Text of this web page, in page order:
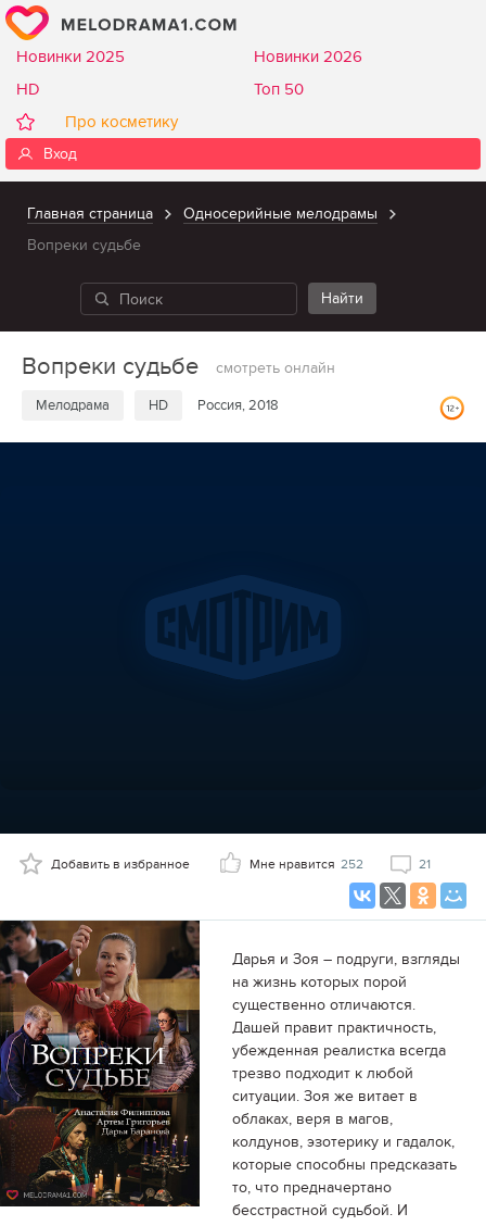
Новинки 2025
Новинки 2026
HD
Топ 50
Про косметику
Вход
Главная страница
Односерийные мелодрамы
Вопреки судьбе
Вопреки судьбе смотреть онлайн
Мелодрама HD Россия, 2018
Добавить в избранное Мне нравится 252 21
Дарья и Зоя – подруги, взгляды
на жизнь которых порой
существенно отличаются.
Дашей правит практичность,
убежденная реалистка всегда
трезво подходит к любой
ситуации. Зоя же витает в
облаках, веря в магов,
колдунов, эзотерику и гадалок,
которые способны предсказать
то, что предначертано
бесстрастной судьбой. И